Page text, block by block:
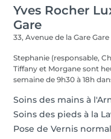
Yves Rocher
Gare
33, Avenue de la GareGare
Stephanie (responsable,
Tiffany et Morgane sont
semaine de 9h30 à 18h
Soins des mains à
Soins des pieds à la
Pose de Vernis normal